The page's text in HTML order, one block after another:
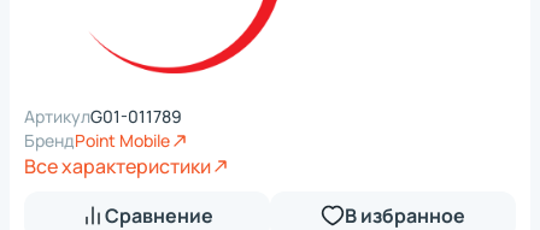
АртикулG01-011789
БрендPoint Mobile
Все характеристики
Сравнение
В избранное